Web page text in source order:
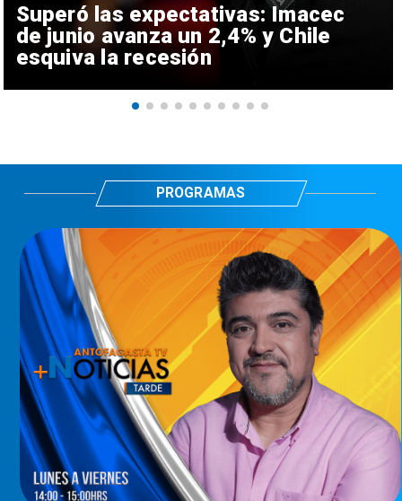
Superó las expectativas: Imacec
de junio avanza un 2,4% y Chile
esquiva la recesión
PROGRAMAS